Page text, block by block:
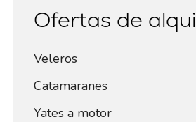
Ofertas de
Veleros
Catamaranes
Yates a motor